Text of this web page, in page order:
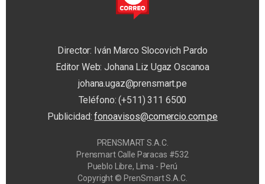
Director: Iván Marco Slocovich Pardo
Editor Web: Johana Liz Ugaz Oscanoa
johana.ugaz@prensmart.pe
Teléfono: (+511) 311 6500
Publicidad:fonoavisos@comercio.com.pe
PRENSMART S.A.C.
Prensmart Calle Paracas #532
Pueblo Libre, Lima - Perú
Copyright © PrenSmart S.A.C.